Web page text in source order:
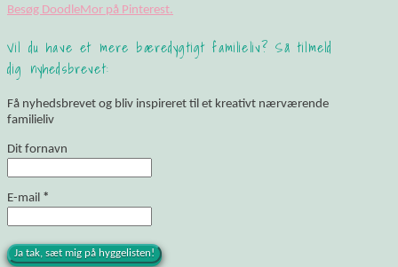
Besøg DoodleMor på Pinterest.
Vil du have et mere bæredygtigt familieliv? Så tilmeld
dig nyhedsbrevet:
Få nyhedsbrevet og bliv inspireret til et kreativt nærværende
familieliv
Dit fornavn
E-mail *